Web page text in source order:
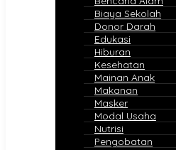
Biaya Sekolah
Donor Darah
Edukasi
Hiburan
Kesehatan
Mainan Anak
Makanan
Masker
Modal Usaha
Nutrisi
Pengobatan